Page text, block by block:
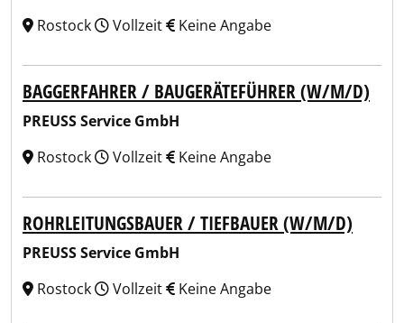
Rostock
Vollzeit Keine Angabe
BAGGERFAHRER / BAUGERÄTEFÜHRER (W/M/D)
PREUSS Service GmbH
Rostock
Vollzeit Keine Angabe
ROHRLEITUNGSBAUER / TIEFBAUER (W/M/D)
PREUSS Service GmbH
Rostock
Vollzeit Keine Angabe